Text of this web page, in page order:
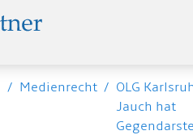
/ Medienrecht / OLG
Jauch hat